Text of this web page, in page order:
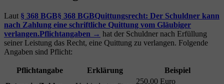
Laut § 368 BGB§ 368 BGBQuittungsrecht: Der Schuldner kann
nach Zahlung eine schriftliche Quittung vom Gläubiger
verlangen.Pflichtangaben → hat der Schuldner nach Erfüllung
seiner Leistung das Recht, eine Quittung zu verlangen. Folgende
Angaben sind Pflicht:
Pflichtangabe Erklärung
Beispiel
250,00 Euro